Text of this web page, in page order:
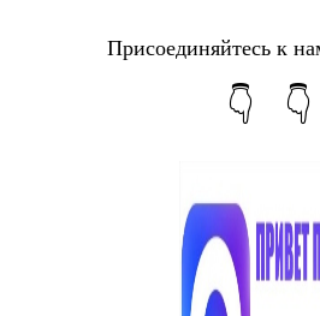
Присоединяйтесь к
👇 👇